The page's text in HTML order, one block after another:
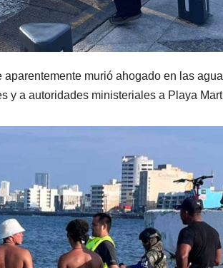
murió ahogado en las
y a autoridades ministeriales a Playa